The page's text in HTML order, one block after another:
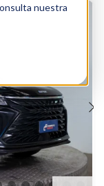
nuestra